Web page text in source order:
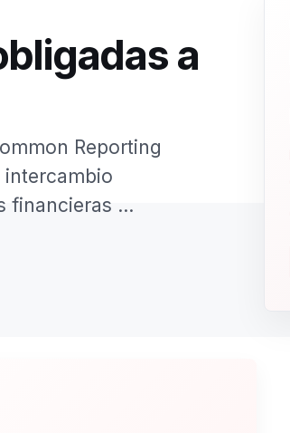
a
Reporting
intercambio
financieras ...